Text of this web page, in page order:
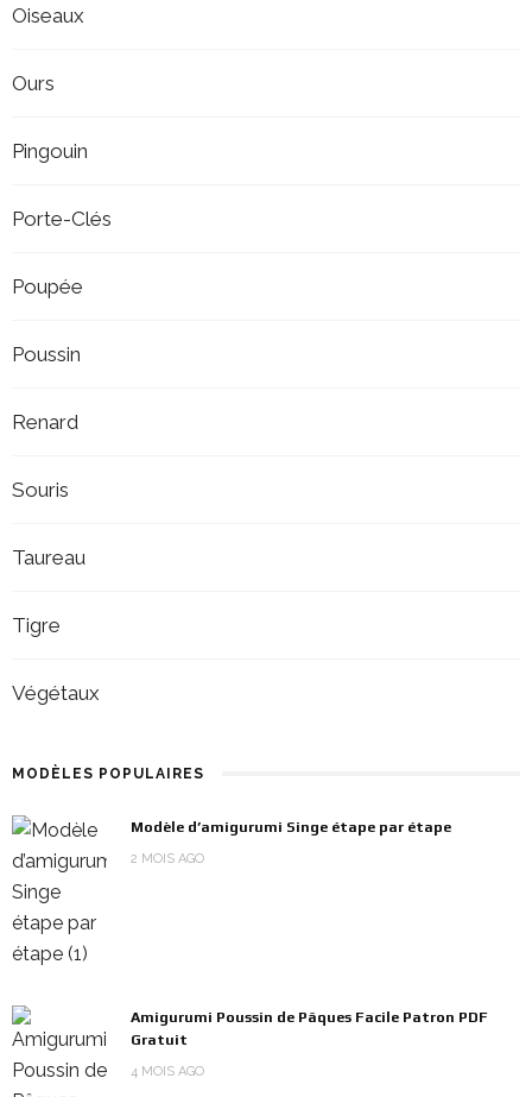
Oiseaux
Ours
Pingouin
Porte-Clés
Poupée
Poussin
Renard
Souris
Taureau
Tigre
Végétaux
MODÈLES POPULAIRES
Modèle d’amigurumi Singe étape par étape
2 MOIS AGO
Amigurumi Poussin de Pâques Facile Patron PDF
Gratuit
4 MOIS AGO